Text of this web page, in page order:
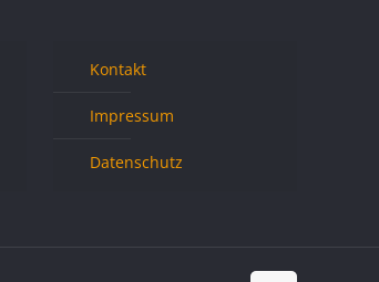
Kontakt
Impressum
Datenschutz